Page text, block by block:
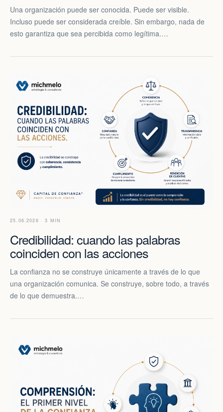
Una organización puede ser conocida. Puede ser visible.
Incluso puede ser considerada creíble. Sin embargo, nada de
esto garantiza que sea percibida como legítima.…
25.06.2026 · 3 MIN
Credibilidad: cuando las palabras
coinciden con las acciones
La confianza no se construye únicamente a través de lo que
una organización comunica. Se construye, sobre todo, a través
de lo que demuestra.…